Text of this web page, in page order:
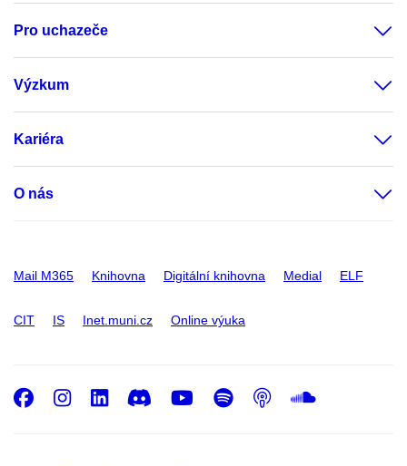
Pro uchazeče
Výzkum
Kariéra
O nás
Mail M365 Knihovna Digitální knihovna Medial ELF
CIT IS Inet.muni.cz Online výuka
Facebook
Instagram
LinkedIn
DiscordYoutube
Spotify
Podcast